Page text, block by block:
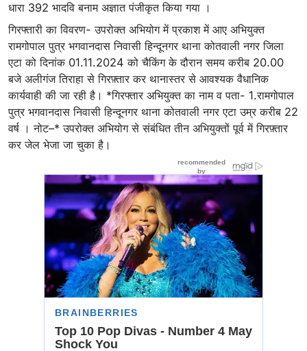
धारा 392 भादवि बनाम अज्ञात पंजीकृत किया गया ।
गिरफ्तारी का विवरण- उपरोक्त अभियोग में प्रकाश में आए अभियुक्त
रामगोपाल पुत्र भगवानदास निवासी हिन्दूनगर थाना कोतवाली नगर जिला
एटा को दिनांक 01.11.2024 को चैकिंग के दौरान समय करीब 20.00
बजे अलीगंज तिराहा से गिरफ़्तार कर थानास्तर से आवश्यक वैधानिक
कार्यवाही की जा रही है। *गिरफ्तार अभियुक्त का नाम व पता- 1.रामगोपाल
पुत्र भगवानदास निवासी हिन्दूनगर थाना कोतवाली नगर एटा उम्र करीब 22
वर्ष । नोट–* उपरोक्त अभियोग से संबंधित तीन अभियुक्तों पूर्व में गिरफ़्तार
कर जेल भेजा जा चुका है।